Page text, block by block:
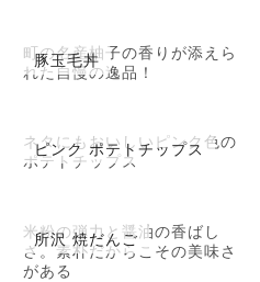
豚玉毛丼
町の名産柚子の香りが添えら
れた自慢の逸品！
ピンク ポテトチップス
ネタにもおいしいピンク色の
ポテトチップス
所沢 焼だんご
米粉の弾力と醤油の香ばし
さ。素朴だからこその美味さ
がある